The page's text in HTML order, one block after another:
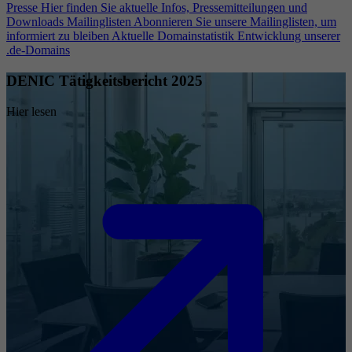
Presse Hier finden Sie aktuelle Infos, Pressemitteilungen und
Downloads Mailinglisten Abonnieren Sie unsere Mailinglisten, um
informiert zu bleiben Aktuelle Domainstatistik Entwicklung unserer
.de-Domains
DENIC Tätigkeitsbericht 2025
Hier lesen